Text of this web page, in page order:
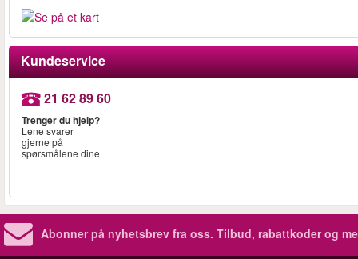
Kundeservice
21 62 89 60
Trenger du hjelp?
Lene svarer
gjerne på
spørsmålene dine
Abonner på nyhetsbrev fra oss. Tilbud, rabattkoder og